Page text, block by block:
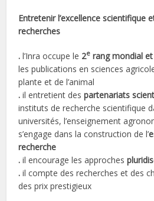
Entretenir l’excellence scientifique
recherches
.l’Inra occupe le 2e rang mondial et
les publications en sciences
plante et de l’animal
.il entretient despartenariats
instituts de recherche scientifique
universités, l’enseignement
s’engage dans la construction de l’
recherche
.il encourage les approches
.il compte des recherches et des
des prix prestigieux